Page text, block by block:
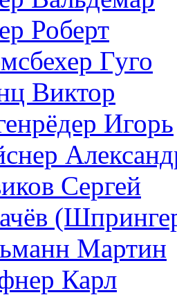
Роберт
Гуго
Виктор
Игорь
Сергей
Мартин
Карл